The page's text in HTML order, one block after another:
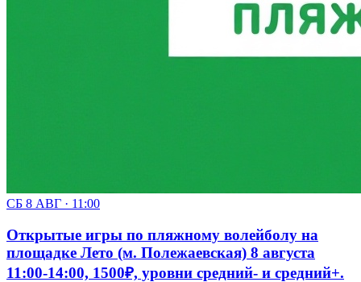
СБ 8 АВГ · 11:00
Открытые игры по пляжному волейболу на
площадке Лето (м. Полежаевская) 8 августа
11:00-14:00, 1500₽, уровни средний- и средний+.